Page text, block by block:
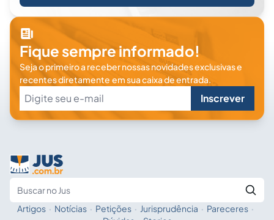
Fique sempre informado!
Seja o primeiro a receber nossas novidades exclusivas e
recentes diretamente em sua caixa de entrada.
Inscrever
Artigos · Notícias · Petições · Jurisprudência · Pareceres ·